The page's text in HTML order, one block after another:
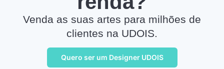
Venda as suas artes para milhões de
clientes na UDOIS.
Quero ser um Designer UDOIS